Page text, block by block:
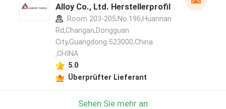
Alloy Co., Ltd. Herstellerprofil
Room 203-205,No.196,Huannan
Rd,Changan,Dongguan
City,Guangdong 523000,China
,CHINA
5.0
Überprüfter Lieferant
Sehen Sie mehr an